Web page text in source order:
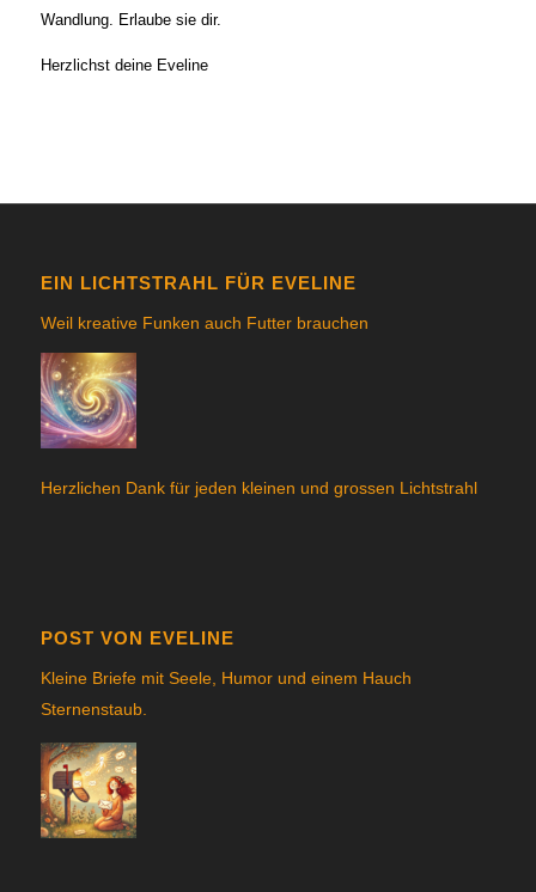
Wandlung. Erlaube sie dir.
Herzlichst deine Eveline
EIN LICHTSTRAHL FÜR EVELINE
Weil kreative Funken auch Futter brauchen
Herzlichen Dank für jeden kleinen und grossen Lichtstrahl
POST VON EVELINE
Kleine Briefe mit Seele, Humor und einem Hauch
Sternenstaub.